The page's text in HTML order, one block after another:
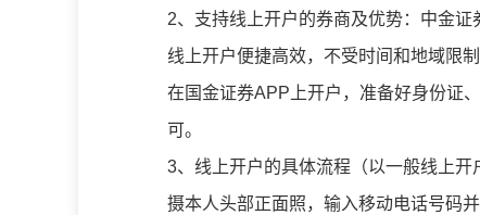
2、支持线上开户的券商及优势：中金证
线上开户便捷高效，不受时间和地域限
在国金证券APP上开户，准备好身份证
可。
3、线上开户的具体流程（以一般线上
摄本人头部正面照，输入移动电话号码